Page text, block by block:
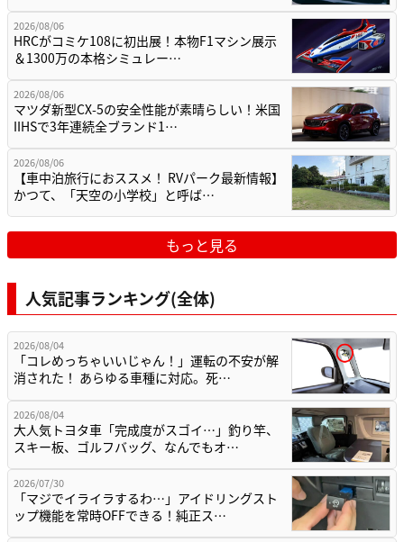
2026/08/06
HRCがコミケ108に初出展！本物F1マシン展示
＆1300万の本格シミュレー…
2026/08/06
マツダ新型CX-5の安全性能が素晴らしい！米国
IIHSで3年連続全ブランド1…
2026/08/06
【車中泊旅行におススメ！ RVパーク最新情報】
かつて、「天空の小学校」と呼ば…
もっと見る
人気記事ランキング(全体)
2026/08/04
「コレめっちゃいいじゃん！」運転の不安が解
消された！ あらゆる車種に対応。死…
2026/08/04
大人気トヨタ車「完成度がスゴイ…」釣り竿、
スキー板、ゴルフバッグ、なんでもオ…
2026/07/30
「マジでイライラするわ…」アイドリングスト
ップ機能を常時OFFできる！純正ス…